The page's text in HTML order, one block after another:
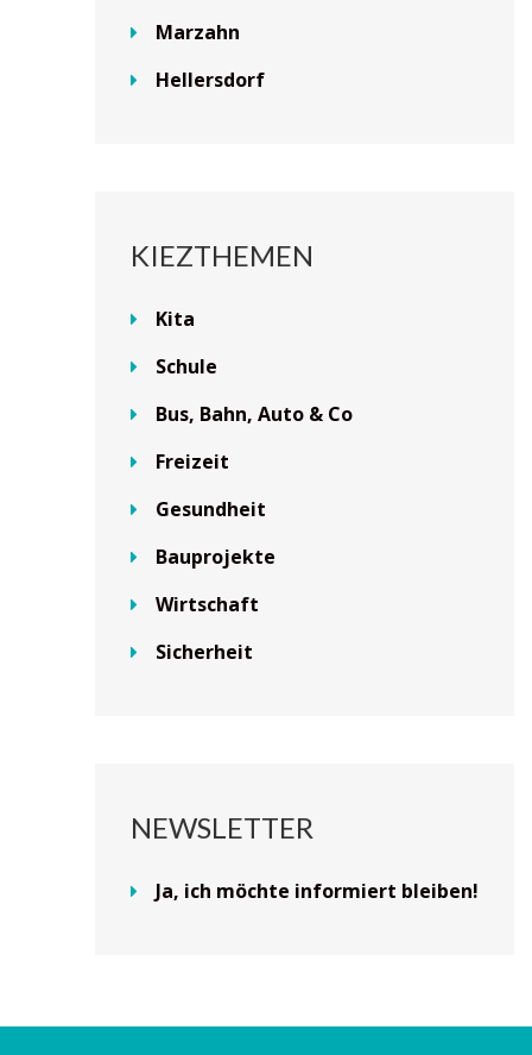
Marzahn
Hellersdorf
KIEZTHEMEN
Kita
Schule
Bus, Bahn, Auto & Co
Freizeit
Gesundheit
Bauprojekte
Wirtschaft
Sicherheit
NEWSLETTER
Ja, ich möchte informiert bleiben!